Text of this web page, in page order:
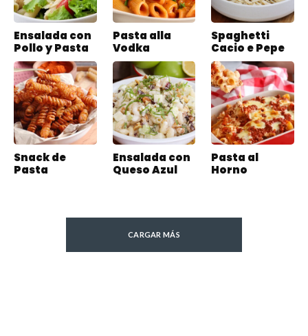
Ensalada con
Pollo y Pasta
Pasta alla
Vodka
Spaghetti
Cacio e Pepe
Snack de
Pasta
Ensalada con
Queso Azul
Pasta al
Horno
CARGAR MÁS